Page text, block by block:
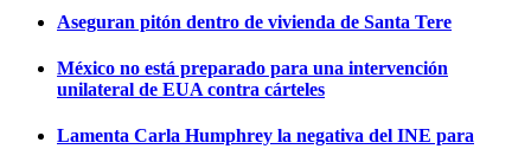
Aseguran pitón dentro de vivienda de Santa Tere
México no está preparado para una intervención
unilateral de EUA contra cárteles
Lamenta Carla Humphrey la negativa del INE para